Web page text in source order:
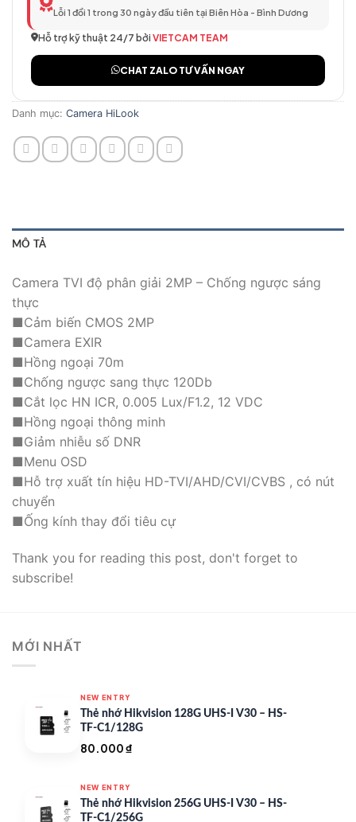
Lỗi 1 đổi 1 trong 30 ngày đầu tiên tại Biên Hòa - Bình Dương
Hỗ trợ kỹ thuật 24/7 bởi VIETCAM TEAM
CHAT ZALO TƯ VẤN NGAY
Danh mục: Camera HiLook
MÔ TẢ
Camera TVI độ phân giải 2MP – Chống ngược sáng
thực
■Cảm biến CMOS 2MP
■Camera EXIR
■Hồng ngoại 70m
■Chống ngược sang thực 120Db
■Cắt lọc HN ICR, 0.005 Lux/F1.2, 12 VDC
■Hồng ngoại thông minh
■Giảm nhiễu số DNR
■Menu OSD
■Hỗ trợ xuất tín hiệu HD-TVI/AHD/CVI/CVBS , có nút
chuyển
■Ống kính thay đổi tiêu cự
Thank you for reading this post, don't forget to
subscribe!
MỚI NHẤT
NEW ENTRY
Thẻ nhớ Hikvision 128G UHS-I V30 – HS-
TF-C1/128G
80.000₫
NEW ENTRY
Thẻ nhớ Hikvision 256G UHS-I V30 – HS-
TF-C1/256G